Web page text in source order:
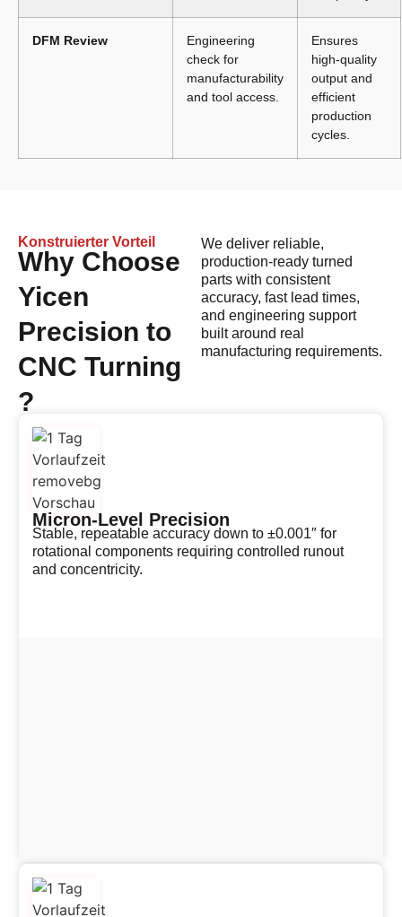
DFM Review
Engineering
check for
manufacturability
and tool access.
Ensures
high-quality
output and
efficient
production
cycles.
Konstruierter Vorteil
Why Choose
Yicen
Precision to
CNC Turning
?
We deliver reliable,
production-ready turned
parts with consistent
accuracy, fast lead times,
and engineering support
built around real
manufacturing requirements.
Micron-Level Precision
Stable, repeatable accuracy down to ±0.001″ for
rotational components requiring controlled runout
and concentricity.